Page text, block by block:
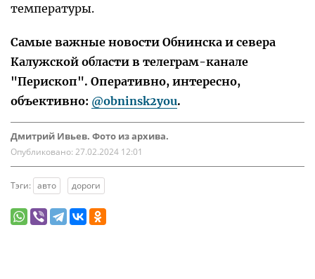
температуры.
Самые важные новости Обнинска и севера
Калужской области в телеграм-канале
"Перископ". Оперативно, интересно,
объективно: @obninsk2you.
Дмитрий Ивьев. Фото из архива.
Опубликовано: 27.02.2024 12:01
Тэги: авто дороги